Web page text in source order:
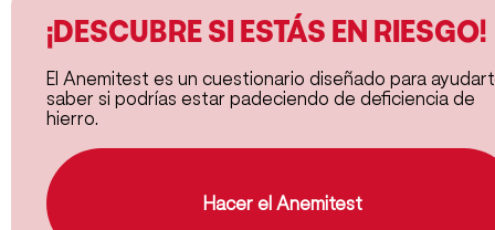
¡DESCUBRE SI ESTÁS EN RIESGO!
El Anemitest es un cuestionario diseñado para
saber si podrías estar padeciendo de deficiencia de
hierro.
Hacer el Anemitest